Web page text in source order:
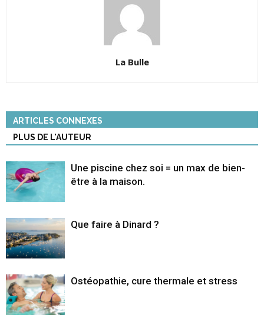
La Bulle
ARTICLES CONNEXES
PLUS DE L'AUTEUR
Une piscine chez soi = un max de bien-
être à la maison.
Que faire à Dinard ?
Ostéopathie, cure thermale et stress